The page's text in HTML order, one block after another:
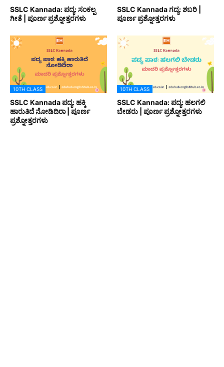
SSLC Kannada: ಪದ್ಯ: ಸಂಕಲ್ಪ
ಗೀತೆ | ಪೂರ್ಣ ಪ್ರಶ್ನೋತ್ತರಗಳು
SSLC Kannada ಗದ್ಯ: ಶಬರಿ |
ಪೂರ್ಣ ಪ್ರಶ್ನೋತ್ತರಗಳು
10TH CLASS
SSLC Kannada ಪದ್ಯ: ಹಕ್ಕಿ
ಹಾರುತಿದೆ ನೋಡಿದಿರಾ | ಪೂರ್ಣ
ಪ್ರಶ್ನೋತ್ತರಗಳು
10TH CLASS
SSLC Kannada: ಪದ್ಯ: ಹಲಗಲಿ
ಬೇಡರು | ಪೂರ್ಣ ಪ್ರಶ್ನೋತ್ತರಗಳು